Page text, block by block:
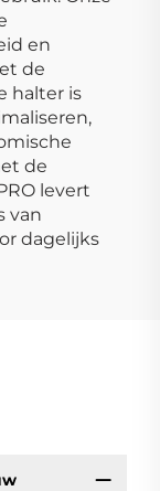
en
de
halter is
de
levert
van
dagelijks